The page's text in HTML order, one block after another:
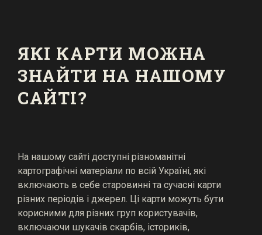
ЯКІ КАРТИ МОЖНА
ЗНАЙТИ НА НАШОМУ
САЙТІ?
На нашому сайті доступні різноманітні
картографічні матеріали по всій Україні, які
включають в себе старовинні та сучасні карти
різних періодів і джерел. Ці карти можуть бути
корисними для різних груп користувачів,
включаючи шукачів скарбів, істориків,